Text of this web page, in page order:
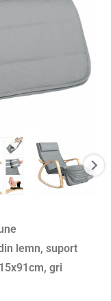
lemn, suport
gri